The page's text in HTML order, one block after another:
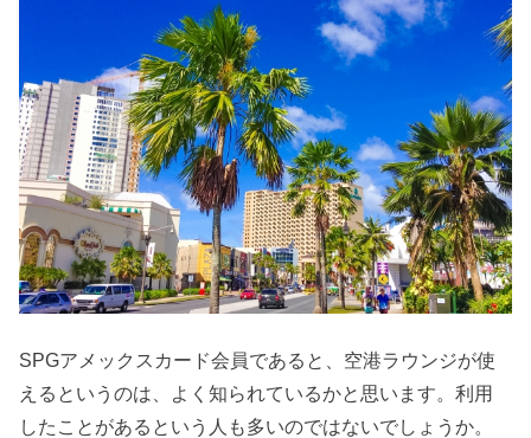
SPGアメックスカード会員であると、空港ラウンジが使
えるというのは、よく知られているかと思います。利用
したことがあるという人も多いのではないでしょうか。